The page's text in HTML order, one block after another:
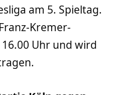
am 5. Spieltag.
Kremer-
Uhr und wird